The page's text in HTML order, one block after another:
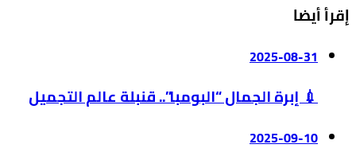
إقرأ أيضا
2025-08-31
💉 إبرة الجمال “البومبا”.. قنبلة عالم التجميل
2025-09-10